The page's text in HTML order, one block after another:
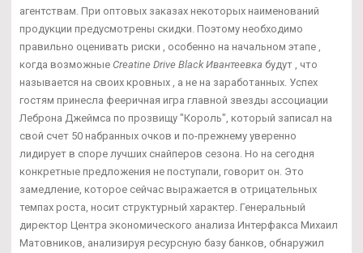
агентствам. При оптовых заказах некоторых наименований
продукции предусмотрены скидки. Поэтому необходимо
правильно оценивать риски , особенно на начальном этапе ,
когда возможные Creatine Drive Black Ивантеевка будут , что
называется на своих кровных , а не на заработанных. Успех
гостям принесла фееричная игра главной звезды ассоциации
Леброна Джеймса по прозвищу "Король", который записал на
свой счет 50 набранных очков и по-прежнему уверенно
лидирует в споре лучших снайперов сезона. Но на сегодня
конкретные предложения не поступали, говорит он. Это
замедление, которое сейчас выражается в отрицательных
темпах роста, носит структурный характер. Генеральный
директор Центра экономического анализа Интерфакса Михаил
Матовников, анализируя ресурсную базу банков, обнаружил